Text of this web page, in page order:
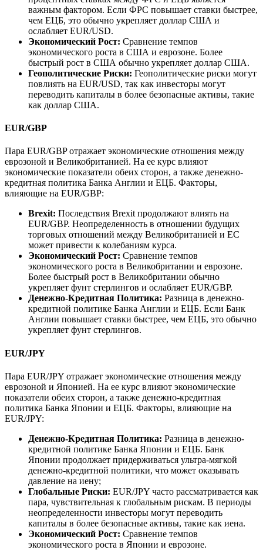
важным фактором. Если ФРС повышает ставки быстрее,
чем ЕЦБ, это обычно укрепляет доллар США и
ослабляет EUR/USD.
Экономический Рост: Сравнение темпов
экономического роста в США и еврозоне. Более
быстрый рост в США обычно укрепляет доллар США.
Геополитические Риски: Геополитические риски могут
повлиять на EUR/USD, так как инвесторы могут
переводить капиталы в более безопасные активы, такие
как доллар США.
EUR/GBP
Пара EUR/GBP отражает экономические отношения между
еврозоной и Великобританией. На ее курс влияют
экономические показатели обеих сторон, а также денежно-
кредитная политика Банка Англии и ЕЦБ. Факторы,
влияющие на EUR/GBP:
Brexit: Последствия Brexit продолжают влиять на
EUR/GBP. Неопределенность в отношении будущих
торговых отношений между Великобританией и ЕС
может привести к колебаниям курса.
Экономический Рост: Сравнение темпов
экономического роста в Великобритании и еврозоне.
Более быстрый рост в Великобритании обычно
укрепляет фунт стерлингов и ослабляет EUR/GBP.
Денежно-Кредитная Политика: Разница в денежно-
кредитной политике Банка Англии и ЕЦБ. Если Банк
Англии повышает ставки быстрее, чем ЕЦБ, это обычно
укрепляет фунт стерлингов.
EUR/JPY
Пара EUR/JPY отражает экономические отношения между
еврозоной и Японией. На ее курс влияют экономические
показатели обеих сторон, а также денежно-кредитная
политика Банка Японии и ЕЦБ. Факторы, влияющие на
EUR/JPY:
Денежно-Кредитная Политика: Разница в денежно-
кредитной политике Банка Японии и ЕЦБ. Банк
Японии продолжает придерживаться ультра-мягкой
денежно-кредитной политики, что может оказывать
давление на иену;
Глобальные Риски: EUR/JPY часто рассматривается как
пара, чувствительная к глобальным рискам. В периоды
неопределенности инвесторы могут переводить
капиталы в более безопасные активы, такие как иена.
Экономический Рост: Сравнение темпов
экономического роста в Японии и еврозоне.